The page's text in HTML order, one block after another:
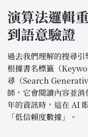
演算法邏輯
到語意驗證
過去我們理解的搜尋引
根據書名標籤（
尋（Search
師，它會閱讀內容並
年的資訊時，這在 AI
「低信賴度數據」。